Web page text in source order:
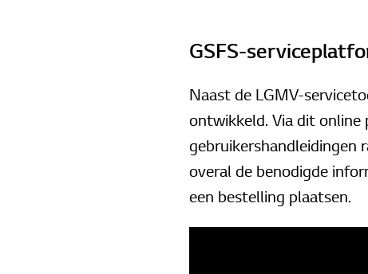
GSFS-
Naast de LGMV-
ontwikkeld. Via dit online
gebruikershandleidingen
overal de benodigde
een bestelling plaatsen.